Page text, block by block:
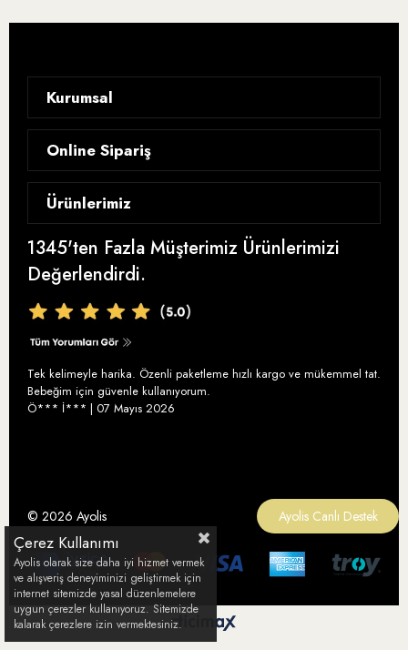
Kurumsal
Blog
Analizler ve Sertifikalar
Ödüllerimiz
Ayolis Instagram
Ayolis Facebook
Ayolis İletişim
Online Sipariş
Satış Sözleşmesi
İptal ve İade
Sıkça Sorulan Sorular
Ürünlerimiz
Zeytinyağı
Bebek Zeytinyağı
Organik Zeytinyağı
En İyi Organik Zeytinyağı
Yüksek Polifenollü Zeytinyağı
Soğuk Sıkım Zeytinyağı
1345'ten Fazla Müşterimiz Ürünlerimizi
Değerlendirdi.
Tek kelimeyle harika. Özenli paketleme hızlı kargo ve mükemmel tat.
Bebeğim için güvenle kullanıyorum.
Ö*** İ*** | 07 Mayıs 2026
© 2026 Ayolis Ayolis Canlı Destek
Çerez Kullanımı
Ayolis olarak size daha iyi hizmet vermek
ve alışveriş deneyiminizi geliştirmek için
internet sitemizde yasal düzenlemelere
uygun çerezler kullanıyoruz. Sitemizde
kalarak çerezlere izin vermektesiniz.